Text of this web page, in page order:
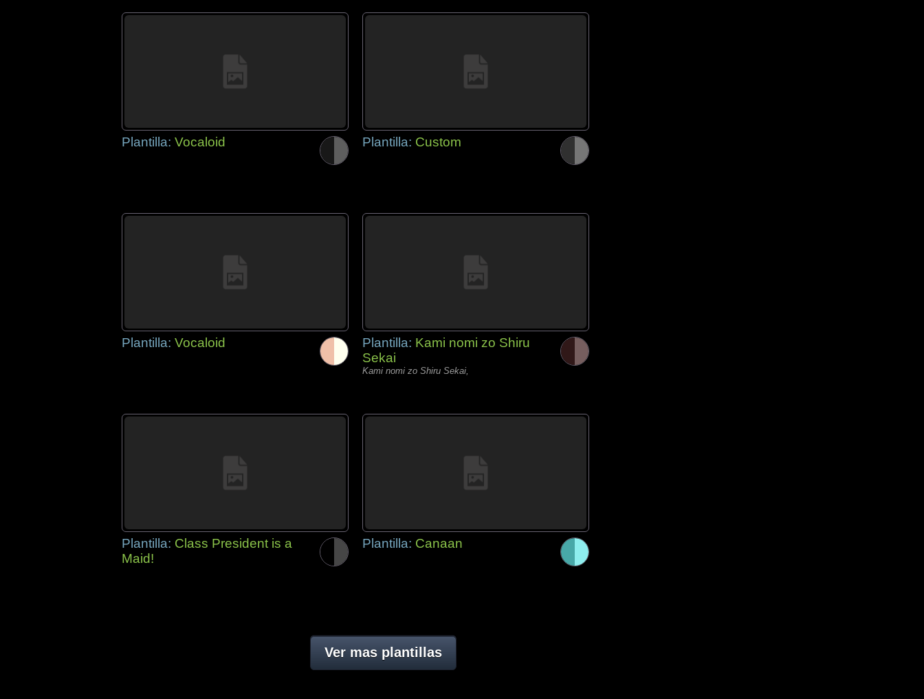
Plantilla: Vocaloid Plantilla: Custom
Plantilla: Vocaloid Plantilla: Kami nomi zo Shiru
Sekai
Kami nomi zo Shiru Sekai,
Plantilla: Class President is a
Maid!
Plantilla: Canaan
Ver mas plantillas